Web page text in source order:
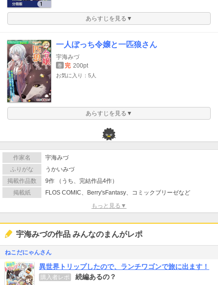
あらすじを見る▼
一人ぼっち令嬢と一匹狼さん
宇海みづ
巻 完 200pt
お気に入り：5人
あらすじを見る▼
作家名
宇海みづ
ふりがな
うかいみづ
掲載作品数
9作 （うち、完結作品4作）
掲載紙
FLOS COMIC、Berry'sFantasy、コミックブリーゼなど
もっと見る▼
宇海みづの作品 みんなのまんがレポ
ねこだにゃんさん
異世界トリップしたので、ランチワゴンで旅に出ます！
購入者レポ 続編あるの？